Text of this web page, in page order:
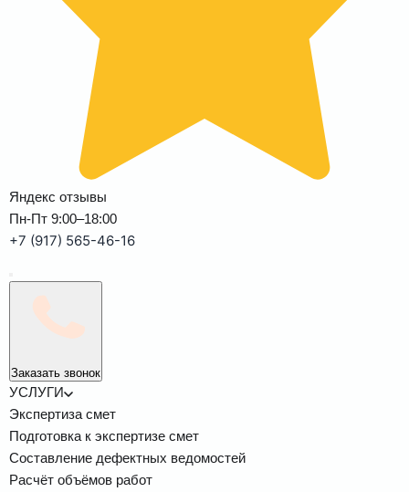
Яндекс отзывы
Пн-Пт 9:00–18:00
+7 (917) 565-46-16
Заказать звонок
УСЛУГИ
Экспертиза смет
Подготовка к экспертизе смет
Составление дефектных ведомостей
Расчёт объёмов работ